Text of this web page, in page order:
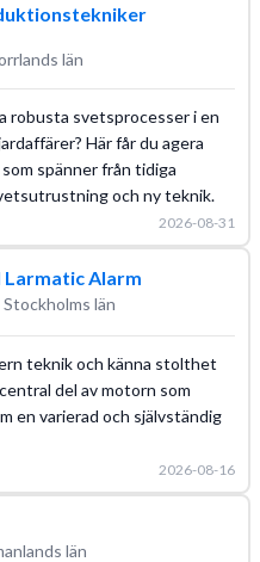
län
robusta svetsprocesser i en
Här får du agera
spänner från tidiga
och ny teknik.
2026-08-31
Alarm
län
teknik och känna stolthet
del av motorn som
en varierad och självständig
2026-08-16
län